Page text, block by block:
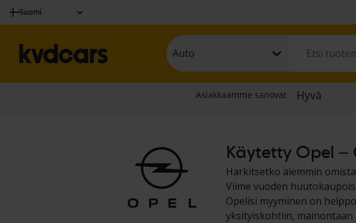
Suomi
Auto
Käytetty Opel
Harkitsetko aiemmin
Viime vuoden
Opelisi myyminen on
yksityiskohtiin,